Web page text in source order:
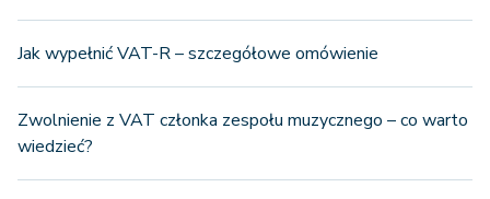
Jak wypełnić VAT-R – szczegółowe omówienie
Zwolnienie z VAT członka zespołu muzycznego – co warto
wiedzieć?